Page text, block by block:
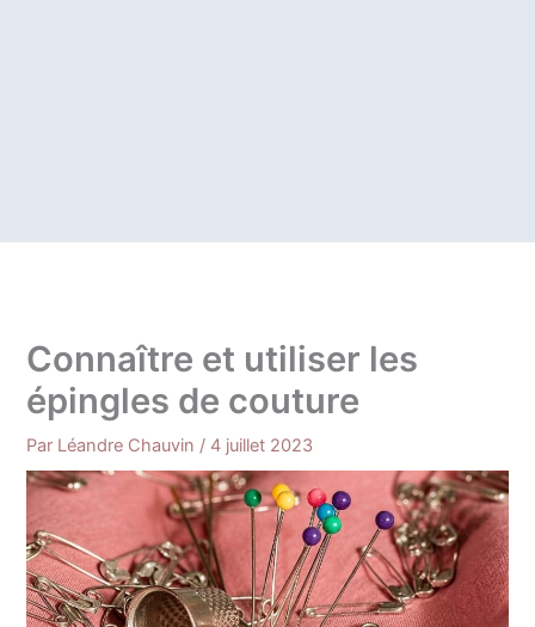
Connaître et utiliser les
épingles de couture
Par Léandre Chauvin / 4 juillet 2023